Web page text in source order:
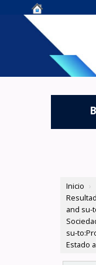
Centro de
OLADE -
Inicio ›
and su-
su-
Estado